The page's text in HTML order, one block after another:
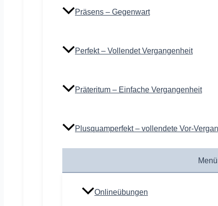
Präsens – Gegenwart
Perfekt – Vollendet Vergangenheit
Präteritum – Einfache Vergangenheit
Plusquamperfekt – vollendete Vor-
Onlineübungen